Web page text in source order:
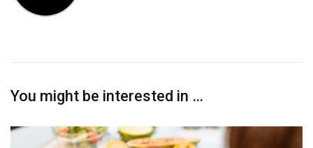
You might be interested in …